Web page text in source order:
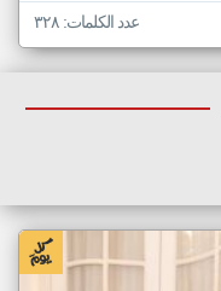
عدد الكلمات: ٣٢٨